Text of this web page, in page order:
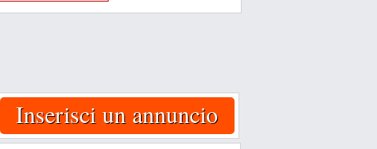
Inserisci un annuncio